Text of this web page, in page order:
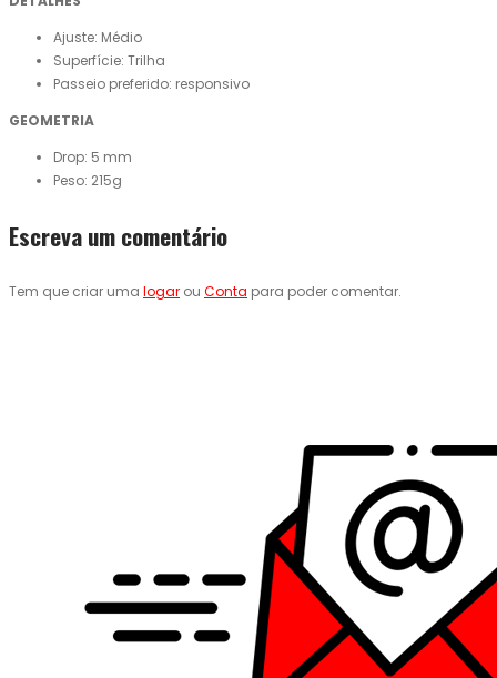
Ajuste: Médio
Superfície: Trilha
Passeio preferido: responsivo
GEOMETRIA
Drop: 5 mm
Peso: 215g
Escreva um comentário
Tem que criar uma logar ou Conta para poder comentar.